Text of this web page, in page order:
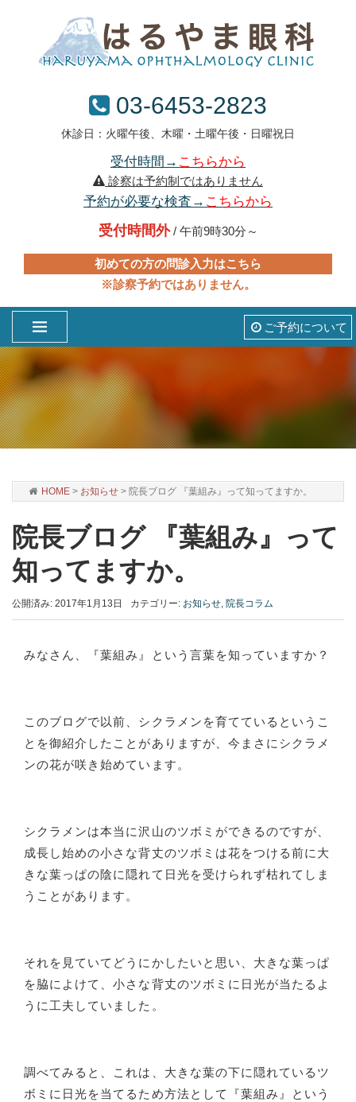
03-6453-2823
休診日：火曜午後、木曜・土曜午後・日曜祝日
受付時間→ こちらから
診察は予約制ではありません
予約が必要な検査→ こちらから
受付時間外/ 午前9時30分～
初めての方の問診入力はこちら
※診察予約ではありません。
ご予約について
HOME > お知らせ > 院長ブログ 『葉組み』って知ってますか。
院長ブログ 『葉組み』って
知ってますか。
公開済み: 2017年1月13日 カテゴリー: お知らせ, 院長コラム
みなさん、『葉組み』という言葉を知っていますか？
このブログで以前、シクラメンを育てているというこ
とを御紹介したことがありますが、今まさにシクラメ
ンの花が咲き始めています。
シクラメンは本当に沢山のツボミができるのですが、
成長し始めの小さな背丈のツボミは花をつける前に大
きな葉っぱの陰に隠れて日光を受けられず枯れてしま
うことがあります。
それを見ていてどうにかしたいと思い、大きな葉っぱ
を脇によけて、小さな背丈のツボミに日光が当たるよ
うに工夫していました。
調べてみると、これは、大きな葉の下に隠れているツ
ボミに日光を当てるため方法として『葉組み』という